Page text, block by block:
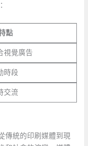
點
視覺廣告
時段
交流
傳統的印刷媒體到現